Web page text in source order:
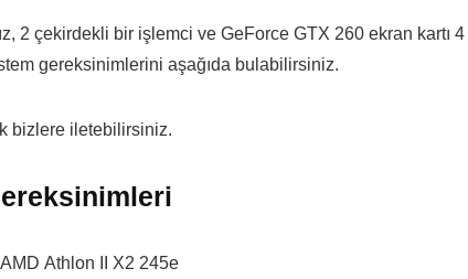
2 çekirdekli bir işlemci ve GeForce GTX 260 ekran kartı 4
gereksinimlerini aşağıda bulabilirsiniz.
bizlere iletebilirsiniz.
Athlon II X2 245e